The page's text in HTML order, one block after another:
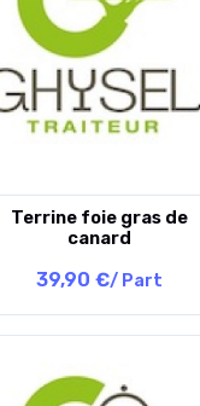
Terrine foie gras de
canard
39,90 €/ Part